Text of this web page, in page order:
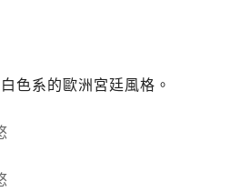
色系的歐洲宮廷風格。